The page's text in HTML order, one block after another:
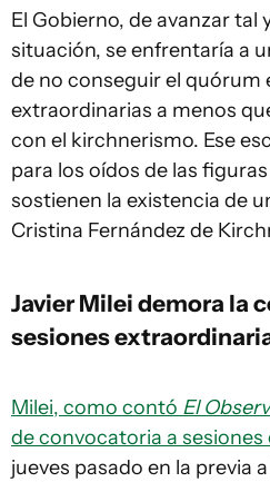
El Gobierno, de avanzar tal
situación, se enfrentaría a
de no conseguir el quórum
extraordinarias a menos
con el kirchnerismo. Ese
para los oídos de las
sostienen la existencia de
Cristina Fernández de
Javier Milei demora la
sesiones
Milei, como contó El
de convocatoria a
jueves pasado en la previa